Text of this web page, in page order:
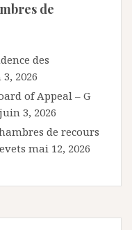
de
des
2026
of Appeal – G
juin 3, 2026
de recours
mai 12, 2026